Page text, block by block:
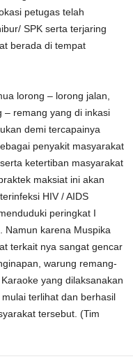
petugas telah
SPK serta terjaring
berada di tempat
lorong – lorong jalan,
– remang yang di inkasi
demi tercapainya
penyakit masyarakat
ketertiban masyarakat
maksiat ini akan
HIV / AIDS
peringkat I
Namun karena Muspika
terkait nya sangat gencar
warung remang-
yang dilaksanakan
terlihat dan berhasil
tersebut. (Tim